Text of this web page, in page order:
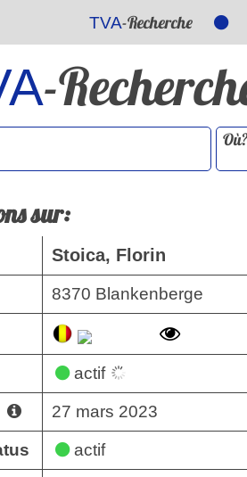
TVA-Recherche
-
sur:
Stoica, Florin
8370 Blankenberge
actif
27 mars 2023
actif